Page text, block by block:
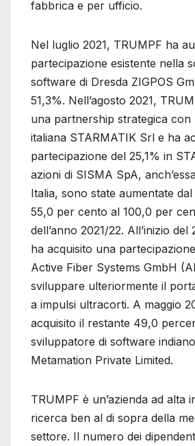
fabbrica e per ufficio.
Nel luglio 2021, TRUMPF ha
partecipazione esistente nella
software di Dresda ZIGPOS
51,3%. Nell’agosto 2021,
una partnership strategica con
italiana STARMATIK Srl e ha
partecipazione del 25,1% in
azioni di SISMA SpA,
Italia, sono state aumentate
55,0 per cento al 100,0 per
dell’anno 2021/22. All’inizio
ha acquisito una
Active Fiber Systems GmbH
sviluppare ulteriormente il
a impulsi ultracorti. A maggio
acquisito il restante 49,0
sviluppatore di software
Metamation Private Limited.
TRUMPF è un’azienda ad alta
ricerca ben al di sopra della
settore. Il numero dei